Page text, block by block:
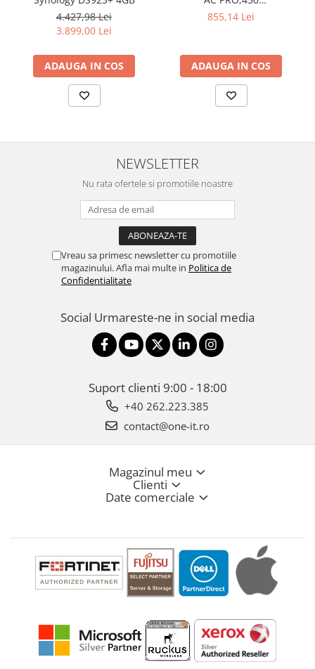
4.427,98 Lei
3.899,00 Lei
ADAUGA IN COS
Mbps(2.4GHz),1300
included,
802.3af/at,2x10/100/1000
RJ45 Port, Integrated 3 dBi
3x3 MIMO (2.4GHz and
5GHz),250+ Co
855,14 Lei
ADAUGA IN COS
NEWSLETTER
Nu rata ofertele si promotiile noastre
Vreau sa primesc newsletter cu promotiile
magazinului. Afla mai multe in Politica de
Confidentialitate
Social Urmareste-ne in social media
Suport clienti 9:00 - 18:00
+40 262.223.385
contact@one-it.ro
Magazinul meu
Clienti
Date comerciale